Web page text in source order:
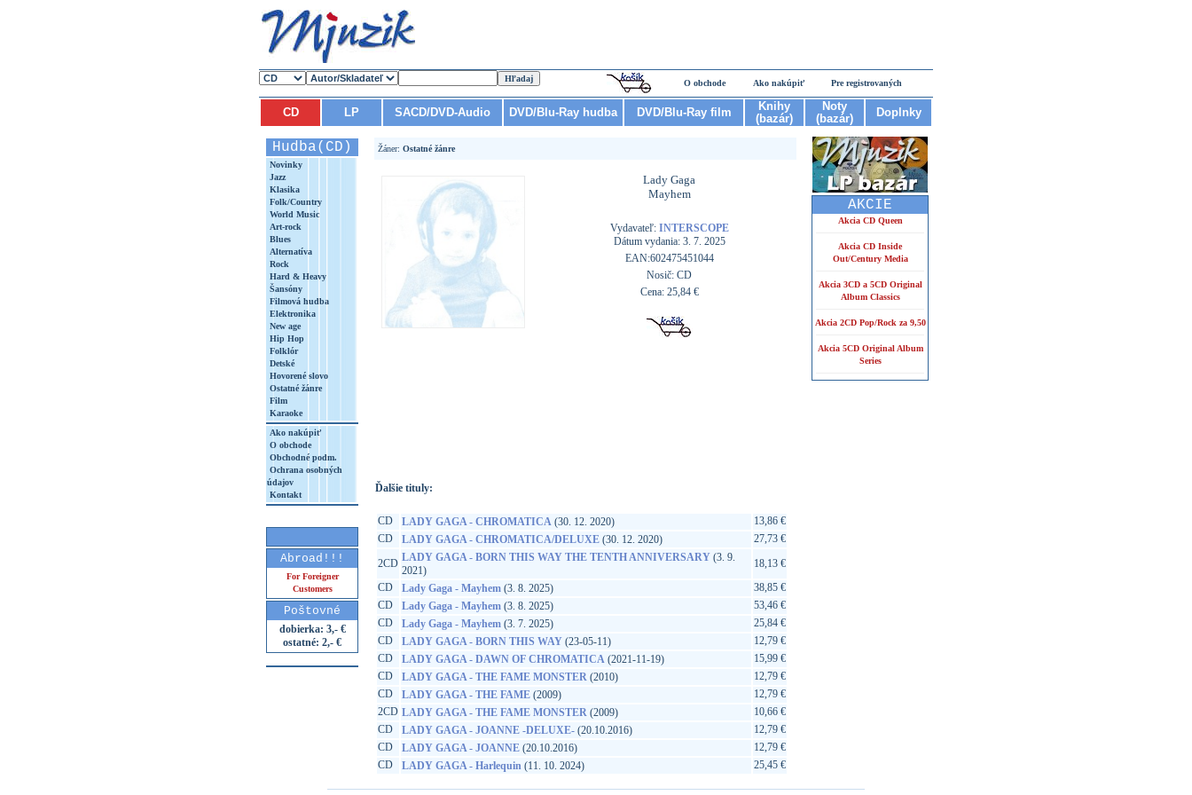
O obchode Ako nakúpiť Pre registrovaných
CD LP SACD/DVD-Audio DVD/Blu-Ray hudba DVD/Blu-Ray film
Knihy
(bazár)
Noty
(bazár)
Doplnky
Hudba(CD)
Novinky
Jazz
Klasika
Folk/Country
World Music
Art-rock
Blues
Alternatíva
Rock
Hard & Heavy
Šansóny
Filmová hudba
Elektronika
New age
Hip Hop
Folklór
Detské
Hovorené slovo
Ostatné žánre
Film
Karaoke
Ako nakúpiť
O obchode
Obchodné podm.
Ochrana osobných
údajov
Kontakt
Abroad!!!
For Foreigner
Customers
Poštovné
dobierka: 3,- €
ostatné: 2,- €
Žáner: Ostatné žánre
Lady Gaga
Mayhem
Vydavateľ: INTERSCOPE
Dátum vydania: 3. 7. 2025
EAN:602475451044
Nosič: CD
Cena: 25,84 €
Ďalšie tituly:
CD LADY GAGA - CHROMATICA (30. 12. 2020)
13,86 €
CD
LADY GAGA - CHROMATICA/DELUXE (30. 12. 2020)
27,73 €
2CD LADY GAGA - BORN THIS WAY THE TENTH ANNIVERSARY (3. 9.
2021)
18,13 €
CD
Lady Gaga - Mayhem (3. 8. 2025)
38,85 €
CD
Lady Gaga - Mayhem (3. 8. 2025)
53,46 €
CD
Lady Gaga - Mayhem (3. 7. 2025)
25,84 €
CD
LADY GAGA - BORN THIS WAY (23-05-11)
12,79 €
CD
LADY GAGA - DAWN OF CHROMATICA (2021-11-19)
15,99 €
CD
LADY GAGA - THE FAME MONSTER (2010)
12,79 €
CD
LADY GAGA - THE FAME (2009)
12,79 €
2CD LADY GAGA - THE FAME MONSTER (2009)
10,66 €
CD
LADY GAGA - JOANNE -DELUXE- (20.10.2016)
12,79 €
CD
LADY GAGA - JOANNE (20.10.2016)
12,79 €
CD
LADY GAGA - Harlequin (11. 10. 2024) 25,45 €
AKCIE
Akcia CD Queen
Akcia CD Inside
Out/Century Media
Akcia 3CD a 5CD Original
Album Classics
Akcia 2CD Pop/Rock za 9,50
Akcia 5CD Original Album
Series